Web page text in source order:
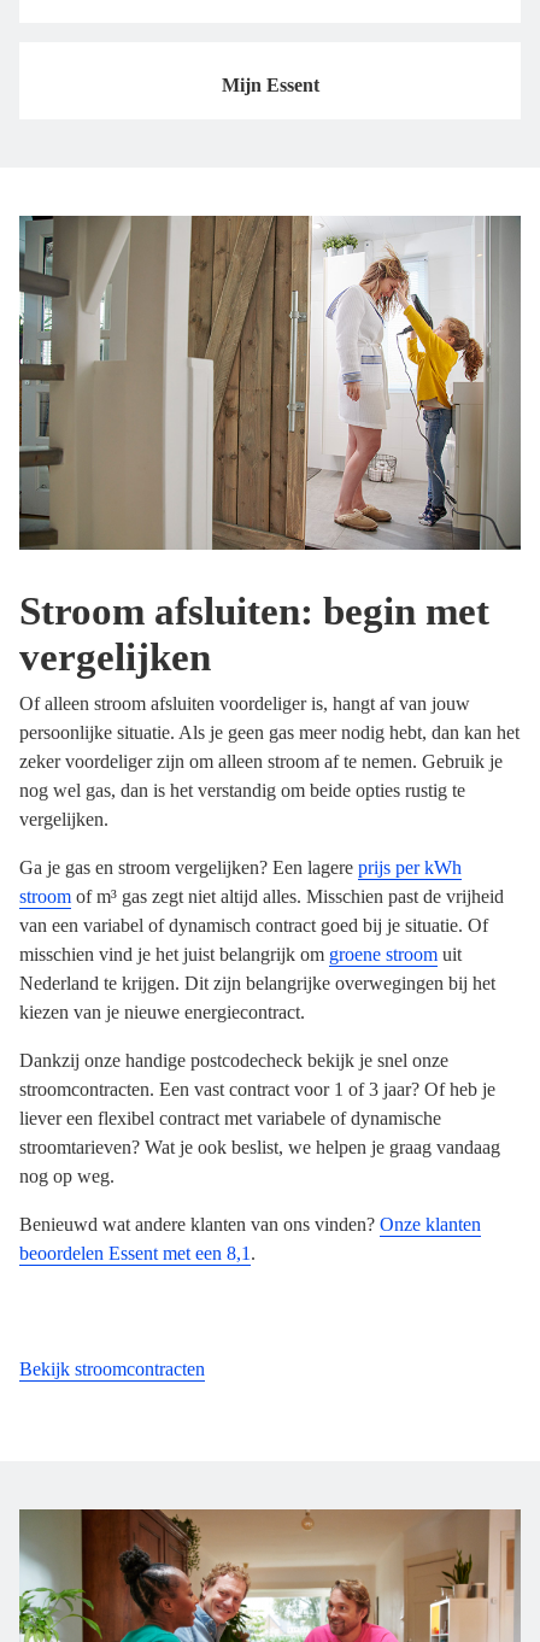
Mijn Essent
Stroom afsluiten: begin met
vergelijken
Of alleen stroom afsluiten voordeliger is, hangt af van jouw
persoonlijke situatie. Als je geen gas meer nodig hebt, dan kan het
zeker voordeliger zijn om alleen stroom af te nemen. Gebruik je
nog wel gas, dan is het verstandig om beide opties rustig te
vergelijken.
Ga je gas en stroom vergelijken? Een lagere prijs per kWh
stroom of m³ gas zegt niet altijd alles. Misschien past de vrijheid
van een variabel of dynamisch contract goed bij je situatie. Of
misschien vind je het juist belangrijk om groene stroom uit
Nederland te krijgen. Dit zijn belangrijke overwegingen bij het
kiezen van je nieuwe energiecontract.
Dankzij onze handige postcodecheck bekijk je snel onze
stroomcontracten. Een vast contract voor 1 of 3 jaar? Of heb je
liever een flexibel contract met variabele of dynamische
stroomtarieven? Wat je ook beslist, we helpen je graag vandaag
nog op weg.
Benieuwd wat andere klanten van ons vinden? Onze klanten
beoordelen Essent met een 8,1 .
Bekijk stroomcontracten